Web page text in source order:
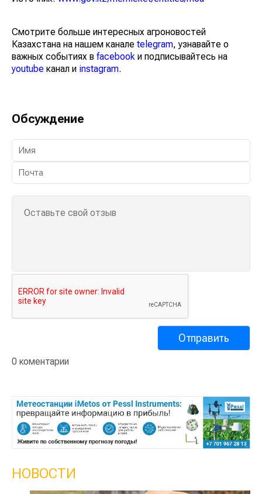
Смотрите больше интересных агроновостей
Казахстана на нашем канале telegram, узнавайте о
важных событиях в facebook и подписывайтесь на
youtube канал и instagram.
Обсуждение
0 коментарии
НОВОСТИ